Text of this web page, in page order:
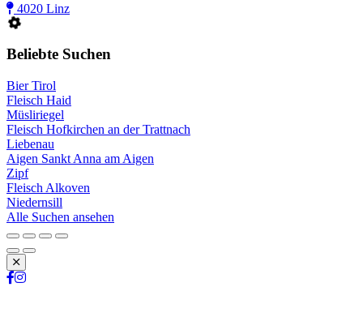
4020 Linz
Beliebte Suchen
Bier Tirol
Fleisch Haid
Müsliriegel
Fleisch Hofkirchen an der Trattnach
Liebenau
Aigen Sankt Anna am Aigen
Zipf
Fleisch Alkoven
Niedernsill
Alle Suchen ansehen
Schließen